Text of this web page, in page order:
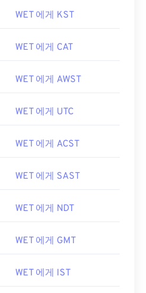
WET 에게 KST
WET 에게 CAT
WET 에게 AWST
WET 에게 UTC
WET 에게 ACST
WET 에게 SAST
WET 에게 NDT
WET 에게 GMT
WET 에게 IST